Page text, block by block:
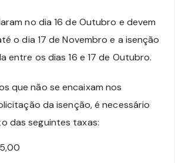
no dia 16 de Outubro e devem
o dia 17 de Novembro e a isenção
entre os dias 16 e 17 de Outubro.
que não se encaixam nos
da isenção, é necessário
das seguintes taxas: